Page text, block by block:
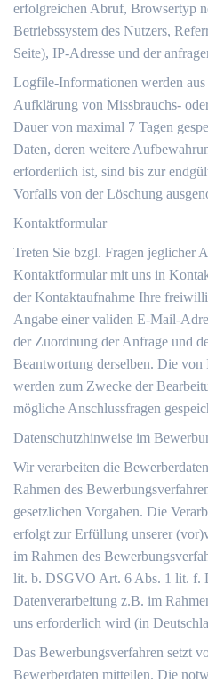
erfolgreichen Abruf, Browsertyp
Betriebssystem des Nutzers,
Seite), IP-Adresse und der
Logfile-Informationen werden
Aufklärung von Missbrauchs-
Dauer von maximal 7 Tagen
Daten, deren weitere
erforderlich ist, sind bis zur
Vorfalls von der Löschung
Kontaktformular
Treten Sie bzgl. Fragen jeglicher
Kontaktformular mit uns in
der Kontaktaufnahme Ihre
Angabe einer validen E-Mail-
der Zuordnung der Anfrage und
Beantwortung derselben. Die von
werden zum Zwecke der
mögliche Anschlussfragen
Datenschutzhinweise im
Wir verarbeiten die
Rahmen des
gesetzlichen Vorgaben. Die
erfolgt zur Erfüllung unserer
im Rahmen des
lit. b. DSGVO Art. 6 Abs. 1 lit. f.
Datenverarbeitung z.B. im
uns erforderlich wird (in
Das Bewerbungsverfahren setzt
Bewerberdaten mitteilen. Die